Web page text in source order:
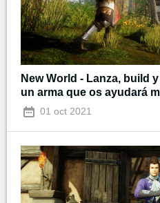
New World - Lanza, build
un arma que os ayudará
01 oct 2021